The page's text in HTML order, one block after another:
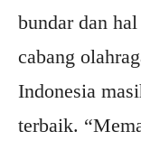
bundar dan
cabang
Indonesia
terbaik.